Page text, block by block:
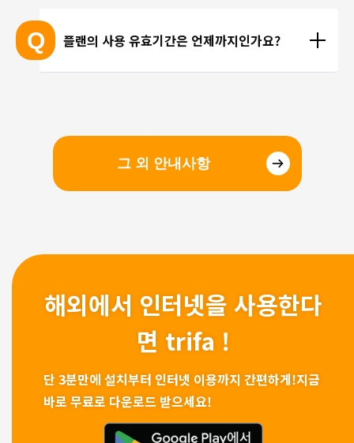
하셔도 괜찮습니다. 현지 공항의 와이파이 속도가 걱
정되시는 분들은 국내에서 설치 및 설정을 완료하고,
현지에서 eSIM만 전환하는 방법을 추천해 드립니다.
Q 플랜의 사용 유효기간은 언제까지인가요?
그 외 안내사항
해외에서 인터넷을 사용한다
면 trifa !
단 3분만에 설치부터 인터넷 이용까지 간편하게!지금
바로 무료로 다운로드 받으세요!